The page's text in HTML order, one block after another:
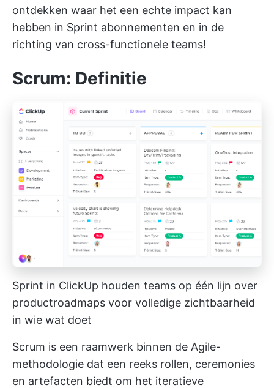
ontdekken waar het een echte impact kan
hebben in Sprint abonnementen en in de
richting van cross-functionele teams!
Scrum: Definitie
Sprint in ClickUp houden teams op één lijn over
productroadmaps voor volledige zichtbaarheid
in wie wat doet
Scrum is een raamwerk binnen de Agile-
methodologie dat een reeks rollen, ceremonies
en artefacten biedt om het iteratieve